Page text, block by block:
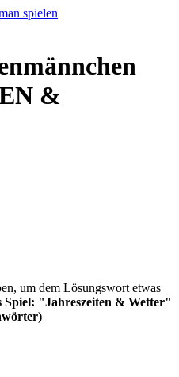
&
um dem Lösungswort etwas
Spiel: "Jahreszeiten & Wetter"